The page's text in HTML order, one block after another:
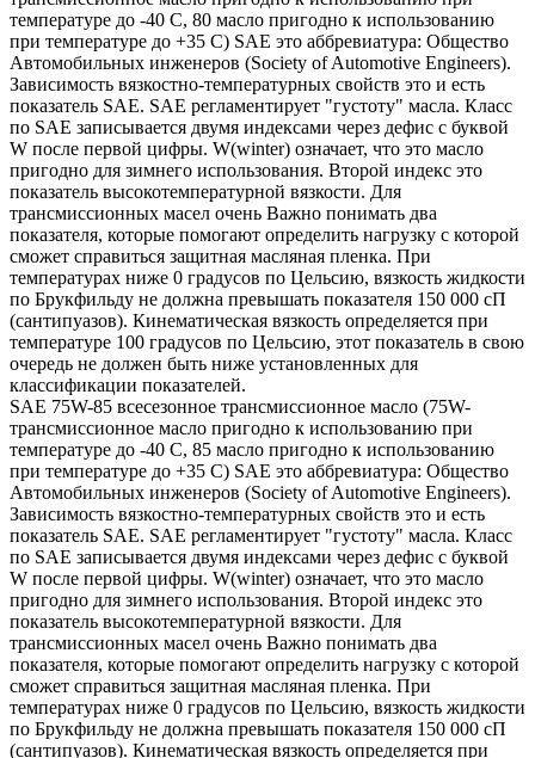
температуре до -40 С, 80 масло пригодно к использованию
при температуре до +35 С) SAE это аббревиатура: Общество
Автомобильных инженеров (Society of Automotive Engineers).
Зависимость вязкостно-температурных свойств это и есть
показатель SAE. SAE регламентирует "густоту" масла. Класс
по SAE записывается двумя индексами через дефис с буквой
W после первой цифры. W(winter) означает, что это масло
пригодно для зимнего использования. Второй индекс это
показатель высокотемпературной вязкости. Для
трансмиссионных масел очень Важно понимать два
показателя, которые помогают определить нагрузку с которой
сможет справиться защитная масляная пленка. При
температурах ниже 0 градусов по Цельсию, вязкость жидкости
по Брукфильду не должна превышать показателя 150 000 сП
(сантипуазов). Кинематическая вязкость определяется при
температуре 100 градусов по Цельсию, этот показатель в свою
очередь не должен быть ниже установленных для
классификации показателей.
SAE 75W-85 всесезонное трансмиссионное масло (75W-
трансмиссионное масло пригодно к использованию при
температуре до -40 С, 85 масло пригодно к использованию
при температуре до +35 С) SAE это аббревиатура: Общество
Автомобильных инженеров (Society of Automotive Engineers).
Зависимость вязкостно-температурных свойств это и есть
показатель SAE. SAE регламентирует "густоту" масла. Класс
по SAE записывается двумя индексами через дефис с буквой
W после первой цифры. W(winter) означает, что это масло
пригодно для зимнего использования. Второй индекс это
показатель высокотемпературной вязкости. Для
трансмиссионных масел очень Важно понимать два
показателя, которые помогают определить нагрузку с которой
сможет справиться защитная масляная пленка. При
температурах ниже 0 градусов по Цельсию, вязкость жидкости
по Брукфильду не должна превышать показателя 150 000 сП
(сантипуазов). Кинематическая вязкость определяется при